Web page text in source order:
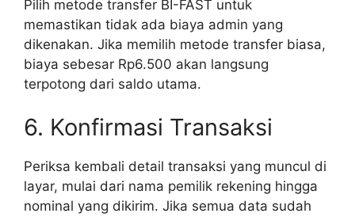
Pilih metode transfer BI-FAST untuk
memastikan tidak ada biaya admin yang
dikenakan. Jika memilih metode transfer biasa,
biaya sebesar Rp6.500 akan langsung
terpotong dari saldo utama.
6. Konfirmasi Transaksi
Periksa kembali detail transaksi yang muncul di
layar, mulai dari nama pemilik rekening hingga
nominal yang dikirim. Jika semua data sudah